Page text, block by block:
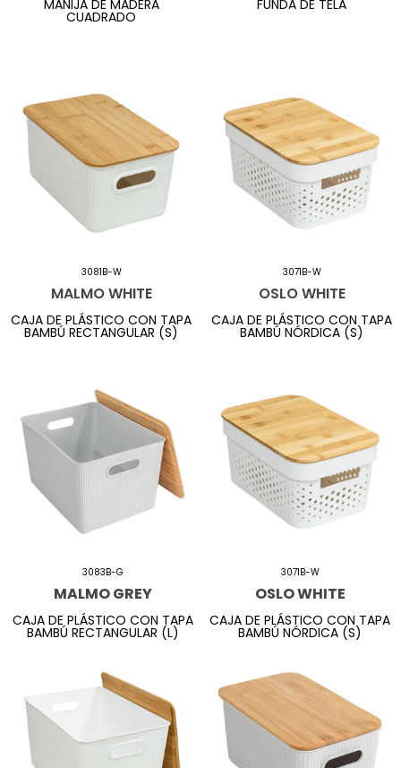
MANIJA DE MADERA
CUADRADO
FUNDA DE TELA
3081B-W
MALMO WHITE
CAJA DE PLÁSTICO CON TAPA
BAMBÚ RECTANGULAR (S)
3071B-W
OSLO WHITE
CAJA DE PLÁSTICO CON TAPA
BAMBÚ NÓRDICA (S)
3083B-G
MALMO GREY
CAJA DE PLÁSTICO CON TAPA
BAMBÚ RECTANGULAR (L)
3071B-W
OSLO WHITE
CAJA DE PLÁSTICO CON TAPA
BAMBÚ NÓRDICA (S)